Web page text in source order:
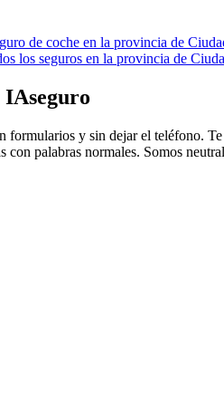
de coche en la provincia de
los seguros en la provincia de
IAseguro
formularios y sin dejar el teléfono.
palabras normales. Somos